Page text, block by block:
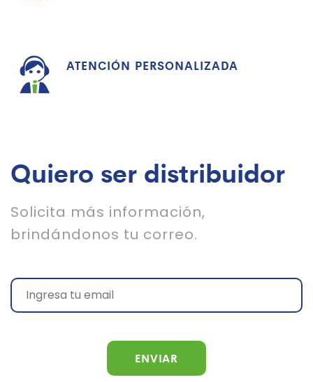
ATENCIÓN PERSONALIZADA
Quiero ser distribuidor
Solicita más información,
brindándonos tu correo.